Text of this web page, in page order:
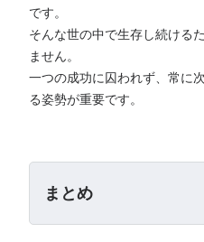
です。
そんな世の中で生存し続ける
ません。
一つの成功に囚われず、常に
る姿勢が重要です。
まとめ